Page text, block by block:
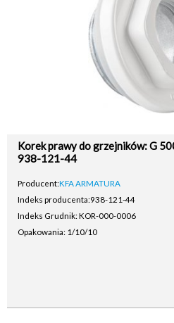
Korek prawy do grzejników: G
938-121-44
Producent:KFA ARMATURA
Indeks producenta:938-121-44
Indeks Grudnik: KOR-000-0006
Opakowania: 1/10/10